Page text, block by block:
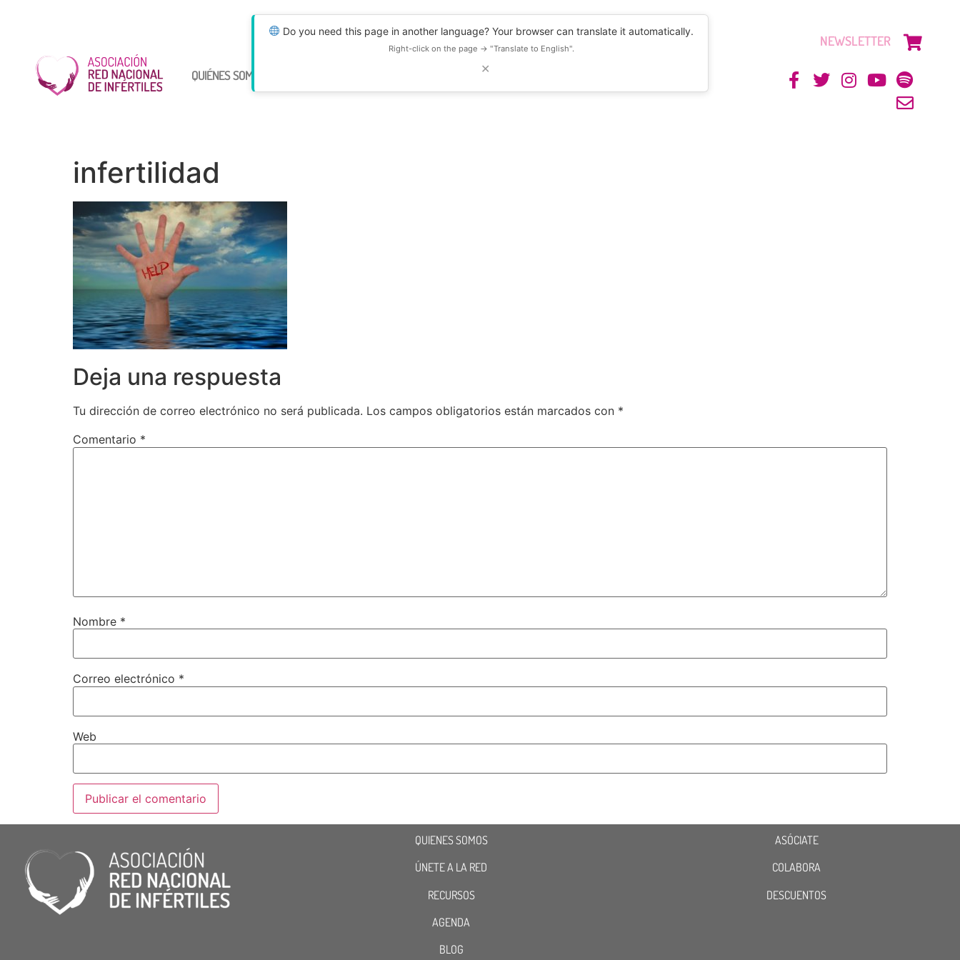
Do you need this page in another language? Your browser can translate it automatically.
Right-click on the page → "Translate to English".
✕
QUIÉNES SOMOS RECURSOS
NEWSLETTER
infertilidad
Deja una respuesta
Tu dirección de correo electrónico no será publicada. Los campos obligatorios están marcados con *
Comentario *
Nombre *
Correo electrónico *
Web
QUIENES SOMOS
ÚNETE A LA RED
RECURSOS
AGENDA
BLOG
ASÓCIATE
COLABORA
DESCUENTOS